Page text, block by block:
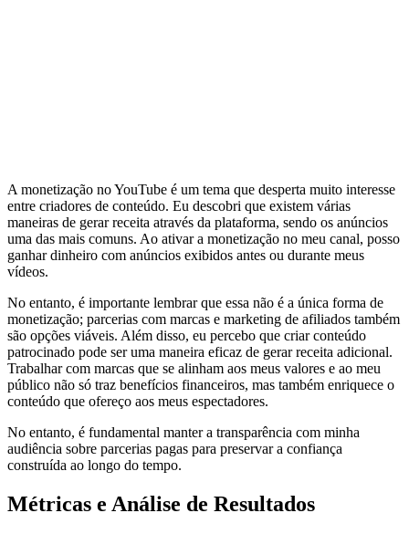
A monetização no YouTube é um tema que desperta muito interesse
entre criadores de conteúdo. Eu descobri que existem várias
maneiras de gerar receita através da plataforma, sendo os anúncios
uma das mais comuns. Ao ativar a monetização no meu canal, posso
ganhar dinheiro com anúncios exibidos antes ou durante meus
vídeos.
No entanto, é importante lembrar que essa não é a única forma de
monetização; parcerias com marcas e marketing de afiliados também
são opções viáveis. Além disso, eu percebo que criar conteúdo
patrocinado pode ser uma maneira eficaz de gerar receita adicional.
Trabalhar com marcas que se alinham aos meus valores e ao meu
público não só traz benefícios financeiros, mas também enriquece o
conteúdo que ofereço aos meus espectadores.
No entanto, é fundamental manter a transparência com minha
audiência sobre parcerias pagas para preservar a confiança
construída ao longo do tempo.
Métricas e Análise de Resultados